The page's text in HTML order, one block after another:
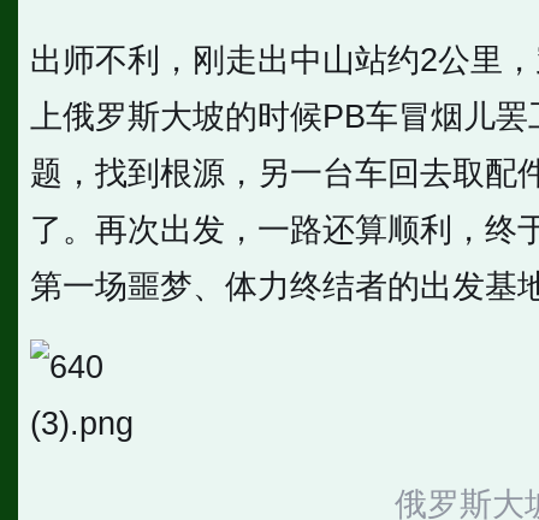
出师不利，刚走出中山站约2公里
上俄罗斯大坡的时候PB车冒烟儿
题，找到根源，另一台车回去取配
了。再次出发，一路还算顺利，终
第一场噩梦、体力终结者的出发基
俄罗斯大